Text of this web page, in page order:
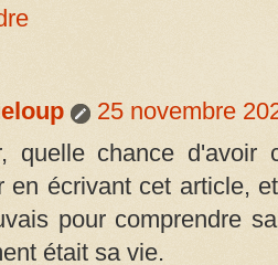
25 novembre
quelle chance
en écrivant cet article,
pour comprendre
était sa vie.